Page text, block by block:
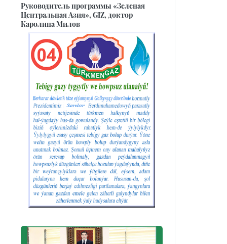
Руководитель программы «Зеленая
Центральная Азия», GIZ, доктор
Каролина Милов